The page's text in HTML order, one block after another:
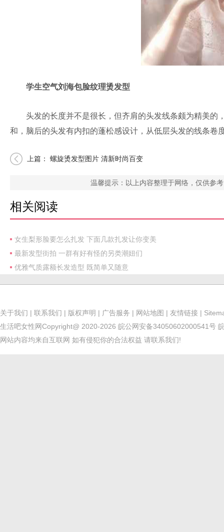
学生空气刘海包脸纹理烫发型
头发的长度并不是很长，但齐肩的头发线条颇为精美的
和，脑后的头发有内扣的蓬松感设计，从低层头发的线条卷
上篇： 螺旋烫发型图片 清新时尚百变
温馨提示：以上内容整理于网络，仅供参
相关阅读
女生梨形脸要怎么扎发 下面几款扎发让你变美
最新发型街拍 一群有好有怪的另类潮妞们
优雅气质露额长发造型 既简单又随意
关于我们 | 联系我们 | 版权声明 | 广告服务 | 网站地图 | 友情链接 |
生活吧女性网Copyright@ 2020-2026 皖公网安备34050602000541号
网站内容均来自互联网 如有侵犯你的合法权益 请联系我们!